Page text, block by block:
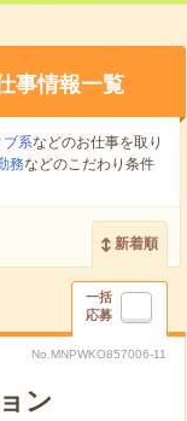
事情報一覧
ブ系などのお仕事を取り
務などのこだわり条件
新着順
一括
応募
No.MNPWKO857006-11
ン